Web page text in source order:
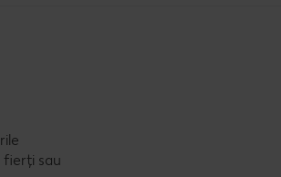
fierți sau